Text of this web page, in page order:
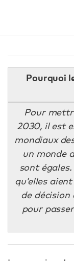
Pourquoi
Pour
2030, il est
mondiaux
un monde
sont
qu’elles
de décision
pour